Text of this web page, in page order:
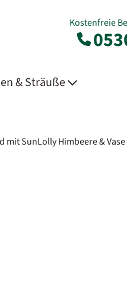
Kostenfreie
& Sträuße